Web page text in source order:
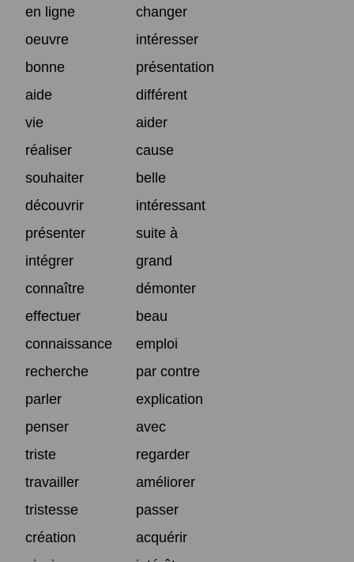
en ligne
changer
oeuvre
intéresser
bonne
présentation
aide
différent
vie
aider
réaliser
cause
souhaiter
belle
découvrir
intéressant
présenter
suite à
intégrer
grand
connaître
démonter
effectuer
beau
connaissance
emploi
recherche
par contre
parler
explication
penser
avec
triste
regarder
travailler
améliorer
tristesse
passer
création
acquérir